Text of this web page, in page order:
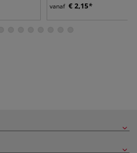
vanaf € 2,15